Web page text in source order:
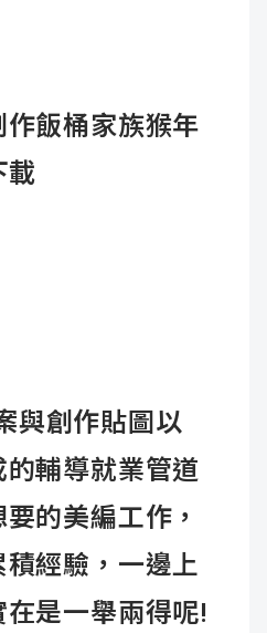
飯桶家族猴年
載
與創作貼圖以
輔導就業管道
的美編工作，
經驗，一邊上
是一舉兩得呢!